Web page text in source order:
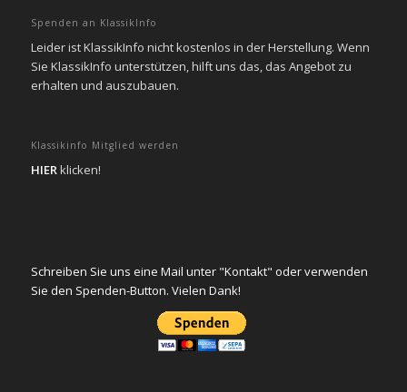
Spenden an KlassikInfo
Leider ist KlassikInfo nicht kostenlos in der Herstellung. Wenn
Sie KlassikInfo unterstützen, hilft uns das, das Angebot zu
erhalten und auszubauen.
Klassikinfo Mitglied werden
HIERklicken!
Schreiben Sie uns eine Mail unter "Kontakt" oder verwenden
Sie den Spenden-Button. Vielen Dank!